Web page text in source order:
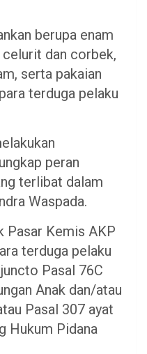
berupa enam
dan corbek,
serta pakaian
terduga pelaku
peran
terlibat dalam
Waspada.
Pasar Kemis AKP
terduga pelaku
Pasal 76C
Anak dan/atau
Pasal 307 ayat
Hukum Pidana